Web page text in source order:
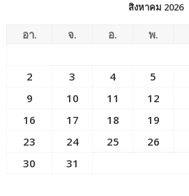
สิงหาคม 2026
อา. จ. อ. พ.
2
3 4 5
9
10 11 12
16
17 18 19
23
24 25 26
30
31